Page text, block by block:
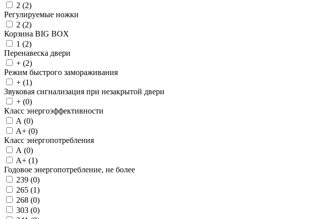
2 (2)
Регулируемые ножки
2 (2)
Корзина BIG BOX
1 (2)
Перенавеска двери
+ (2)
Режим быстрого замораживания
+ (1)
Звуковая сигнализация при незакрытой двери
+ (0)
Класс энергоэффективности
A (0)
A+ (0)
Класс энергопотребления
A (0)
A+ (1)
Годовое энергопотребление, не более
239 (0)
265 (1)
268 (0)
303 (0)